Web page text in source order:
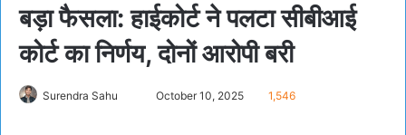
बड़ा फैसला: हाईकोर्ट ने पलटा सीबीआई
कोर्ट का निर्णय, दोनों आरोपी बरी
Surendra Sahu October 10, 2025 1,546